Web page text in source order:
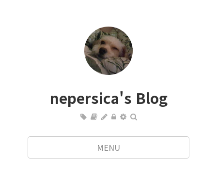
nepersica's Blog
MENU